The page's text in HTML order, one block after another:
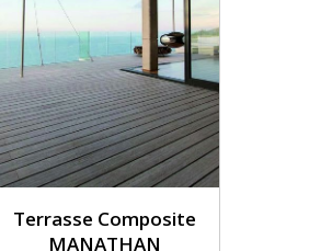
Terrasse Composite
MANATHAN